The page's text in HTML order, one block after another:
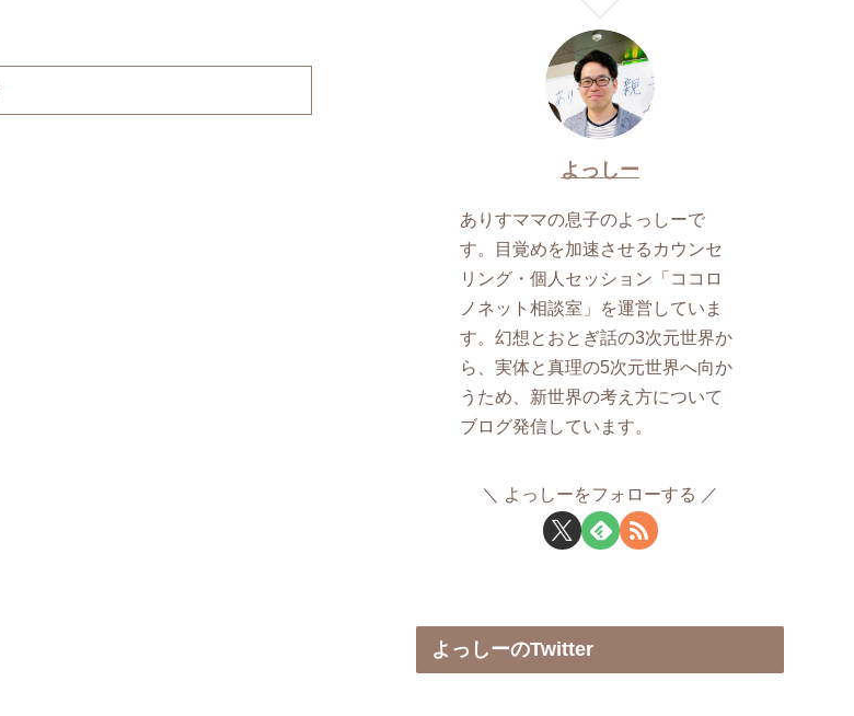
よっしー
ありすママの息子のよっしーで
す。目覚めを加速させるカウンセ
リング・個人セッション「ココロ
ノネット相談室」を運営していま
す。幻想とおとぎ話の3次元世界か
ら、実体と真理の5次元世界へ向か
うため、新世界の考え方について
ブログ発信しています。
よっしーをフォローする
よっしーのTwitter